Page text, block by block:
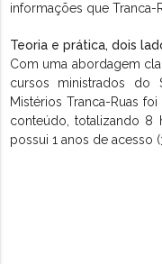
informações que Tranca-
Teoria e prática, dois
Com uma abordagem
cursos ministrados do
Mistérios Tranca-Ruas
conteúdo, totalizando 8
possui 1 anos de acesso